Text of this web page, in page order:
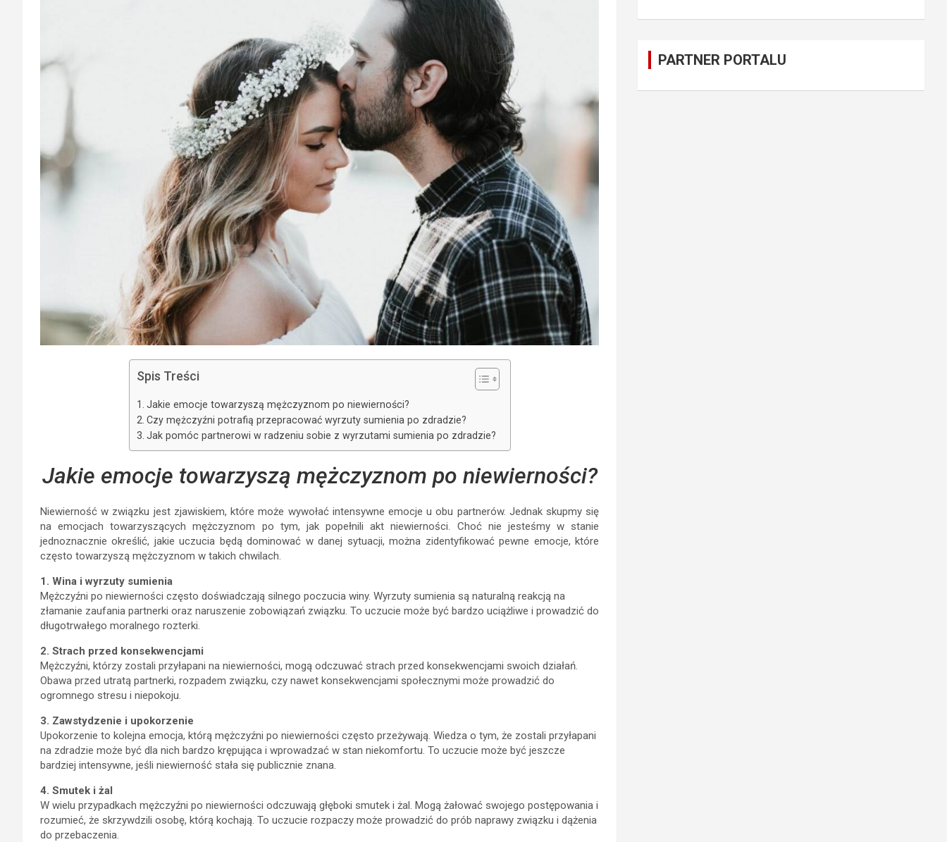
Spis Treści
Jakie emocje towarzyszą mężczyznom po niewierności?
Czy mężczyźni potrafią przepracować wyrzuty sumienia po zdradzie?
Jak pomóc partnerowi w radzeniu sobie z wyrzutami sumienia po zdradzie?
Jakie emocje towarzyszą mężczyznom po niewierności?
Niewierność w związku jest zjawiskiem, które może wywołać intensywne emocje u obu partnerów. Jednak skupmy się
na emocjach towarzyszących mężczyznom po tym, jak popełnili akt niewierności. Choć nie jesteśmy w stanie
jednoznacznie określić, jakie uczucia będą dominować w danej sytuacji, można zidentyfikować pewne emocje, które
często towarzyszą mężczyznom w takich chwilach.
1. Wina i wyrzuty sumienia
Mężczyźni po niewierności często doświadczają silnego poczucia winy. Wyrzuty sumienia są naturalną reakcją na
złamanie zaufania partnerki oraz naruszenie zobowiązań związku. To uczucie może być bardzo uciążliwe i prowadzić do
długotrwałego moralnego rozterki.
2. Strach przed konsekwencjami
Mężczyźni, którzy zostali przyłapani na niewierności, mogą odczuwać strach przed konsekwencjami swoich działań.
Obawa przed utratą partnerki, rozpadem związku, czy nawet konsekwencjami społecznymi może prowadzić do
ogromnego stresu i niepokoju.
3. Zawstydzenie i upokorzenie
Upokorzenie to kolejna emocja, którą mężczyźni po niewierności często przeżywają. Wiedza o tym, że zostali przyłapani
na zdradzie może być dla nich bardzo krępująca i wprowadzać w stan niekomfortu. To uczucie może być jeszcze
bardziej intensywne, jeśli niewierność stała się publicznie znana.
4. Smutek i żal
W wielu przypadkach mężczyźni po niewierności odczuwają głęboki smutek i żal. Mogą żałować swojego postępowania i
rozumieć, że skrzywdzili osobę, którą kochają. To uczucie rozpaczy może prowadzić do prób naprawy związku i dążenia
do przebaczenia.
PARTNER PORTALU